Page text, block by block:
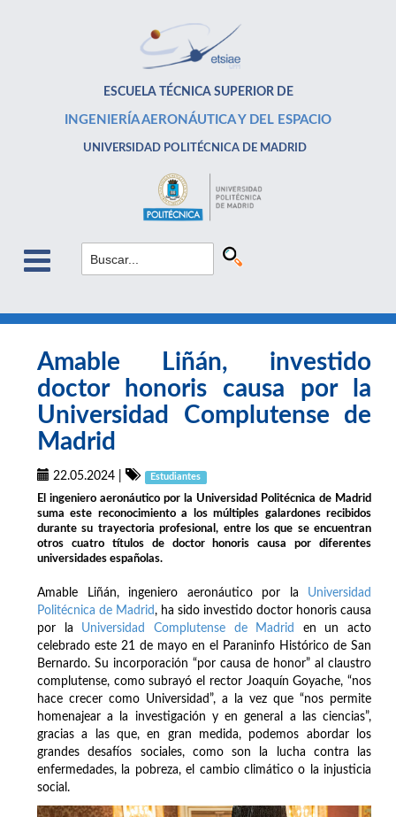
ESCUELA TÉCNICA SUPERIOR DE
INGENIERÍA AERONÁUTICA Y DEL ESPACIO
UNIVERSIDAD POLITÉCNICA DE MADRID
Amable Liñán, investido
doctor honoris causa por la
Universidad Complutense de
Madrid
22.05.2024 Estudiantes
El ingeniero aeronáutico por la Universidad Politécnica de Madrid
suma este reconocimiento a los múltiples galardones recibidos
durante su trayectoria profesional, entre los que se encuentran
otros cuatro títulos de doctor honoris causa por diferentes
universidades españolas.
Amable Liñán, ingeniero aeronáutico por la Universidad
Politécnica de Madrid , ha sido investido doctor honoris causa
por la Universidad Complutense de Madrid
en un acto
celebrado este 21 de mayo en el Paraninfo Histórico de San
Bernardo. Su incorporación “por causa de honor” al claustro
complutense, como subrayó el rector Joaquín Goyache, “nos
hace crecer como Universidad”, a la vez que “nos permite
homenajear a la investigación y en general a las ciencias”,
gracias a las que, en gran medida, podemos abordar los
grandes desafíos sociales, como son la lucha contra las
enfermedades, la pobreza, el cambio climático o la injusticia
social.